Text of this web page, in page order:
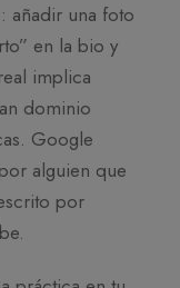
añadir una foto
en la bio y
implica
dominio
Google
alguien que
por